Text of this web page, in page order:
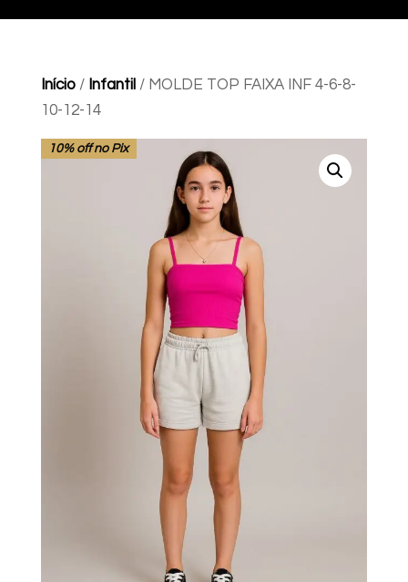
Início/ Infantil / MOLDE TOP FAIXA INF 4-6-8-
10-12-14
10% off no Pix